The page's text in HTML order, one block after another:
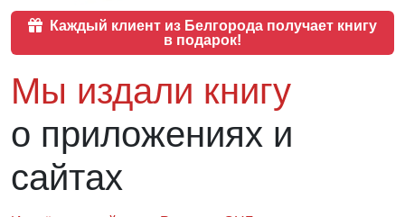
Каждый клиент из Белгорода получает книгу
в подарок!
Мы издали книгу
о приложениях и
сайтах